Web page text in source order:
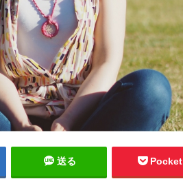
送る Pocket